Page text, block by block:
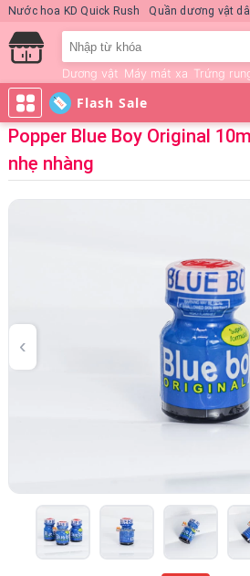
Nước hoa KD Quick Rush Quần dương vật
Dương vật Máy mát xa Trứng
Flash Sale
Popper Blue Boy Original
nhẹ nhàng